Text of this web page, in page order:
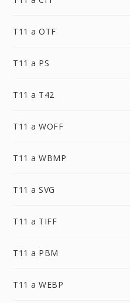
T11 a OTF
T11 a PS
T11 a T42
T11 a WOFF
T11 a WBMP
T11 a SVG
T11 a TIFF
T11 a PBM
T11 a WEBP